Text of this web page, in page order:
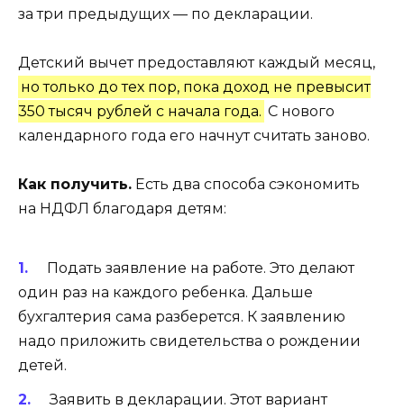
за три предыдущих — по декларации.
Детский вычет предоставляют каждый месяц,
но только до тех пор, пока доход не превысит
350 тысяч рублей с начала года. С нового
календарного года его начнут считать заново.
Как получить. Есть два способа сэкономить
на НДФЛ благодаря детям:
Подать заявление на работе. Это делают
один раз на каждого ребенка. Дальше
бухгалтерия сама разберется. К заявлению
надо приложить свидетельства о рождении
детей.
Заявить в декларации. Этот вариант